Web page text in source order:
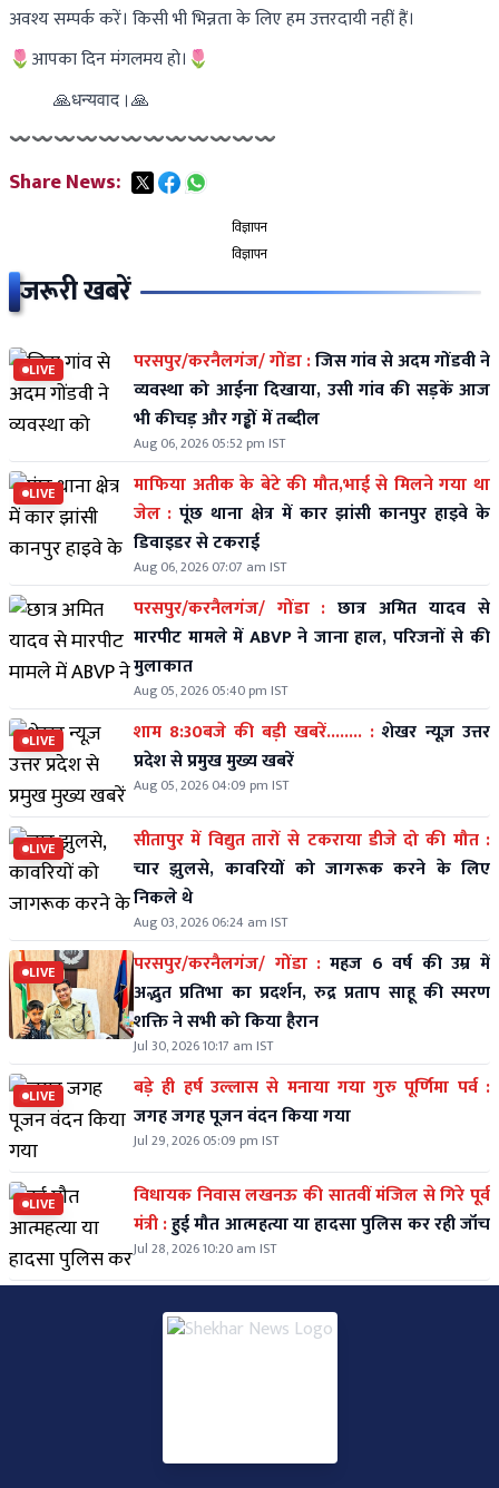
अवश्य सम्पर्क करें। किसी भी भिन्नता के लिए हम उत्तरदायी नहीं हैं।
🌷आपका दिन मंगलमय हो।🌷
    🙏धन्यवाद।🙏
〰〰〰〰〰〰〰〰〰〰〰〰
Share News:
विज्ञापन
विज्ञापन
जरूरी खबरें
LIVE परसपुर/करनैलगंज/ गोंडा :जिस गांव से अदम गोंडवी ने
व्यवस्था को आईना दिखाया, उसी गांव की सड़कें आज
भी कीचड़ और गड्ढों में तब्दील
Aug 06, 2026 05:52 pm IST
LIVE
माफिया अतीक के बेटे की मौत,भाई से मिलने गया था
जेल : पूंछ थाना क्षेत्र में कार झांसी कानपुर हाइवे के
डिवाइडर से टकराई
Aug 06, 2026 07:07 am IST
परसपुर/करनैलगंज/ गोंडा : छात्र अमित यादव से
मारपीट मामले में ABVP ने जाना हाल, परिजनों से की
मुलाकात
Aug 05, 2026 05:40 pm IST
LIVE शाम 8:30बजे की बड़ी खबरें........ : शेखर न्यूज़ उत्तर
प्रदेश से प्रमुख मुख्य खबरें
Aug 05, 2026 04:09 pm IST
LIVE
सीतापुर में विद्युत तारों से टकराया डीजे दो की मौत :
चार झुलसे, कावरियों को जागरूक करने के लिए
निकले थे
Aug 03, 2026 06:24 am IST
LIVE परसपुर/करनैलगंज/ गोंडा : महज 6 वर्ष की उम्र में
अद्भुत प्रतिभा का प्रदर्शन, रुद्र प्रताप साहू की स्मरण
शक्ति ने सभी को किया हैरान
Jul 30, 2026 10:17 am IST
LIVE
बड़े ही हर्ष उल्लास से मनाया गया गुरु पूर्णिमा पर्व :
जगह जगह पूजन वंदन किया गया
Jul 29, 2026 05:09 pm IST
LIVE
विधायक निवास लखनऊ की सातवीं मंजिल से गिरे पूर्व
मंत्री :हुई मौत आत्महत्या या हादसा पुलिस कर रही जॉच
Jul 28, 2026 10:20 am IST